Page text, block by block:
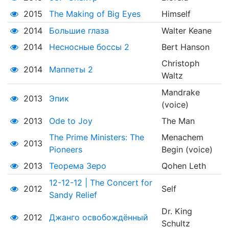
2015
The Making of Big Eyes
Himself
2014
Большие глаза
Walter Keane
2014
Несносные боссы 2 Bert Hanson
2014 Маппеты 2
Christoph
Waltz
2013 Эпик
Mandrake
(voice)
2013
Ode to Joy The Man
2013
The Prime Ministers: The
Pioneers
Menachem
Begin (voice)
2013
Теорема Зеро Qohen Leth
2012
12-12-12 | The Concert for
Sandy Relief
Self
2012 Джанго освобождённый
Dr. King
Schultz